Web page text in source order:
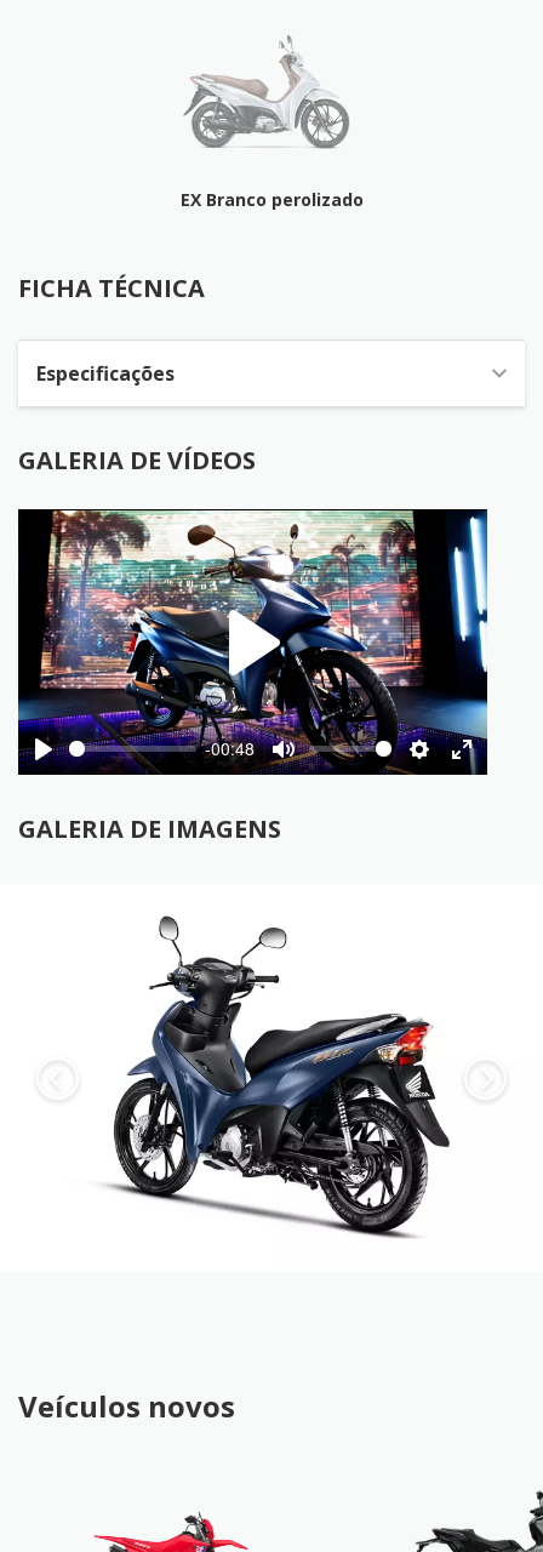
EX Branco perolizado
FICHA TÉCNICA
Especificações
GALERIA DE VÍDEOS
Play
-00:48
Mute Settings
Enter
Play
GALERIA DE IMAGENS
Veículos novos